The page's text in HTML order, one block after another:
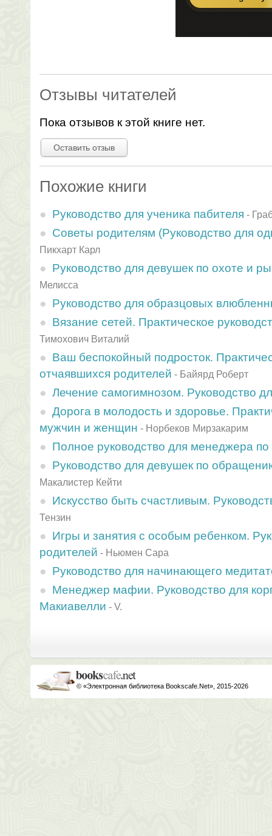
Отзывы читателей
Пока отзывов к этой книге нет.
Оставить отзыв
Похожие книги
Руководство для ученика пабителя -
Советы родителям (Руководство для
Пикхарт Карл
Руководство для девушек по охоте и
Мелисса
Руководство для образцовых
Вязание сетей. Практическое
Тимохович Виталий
Ваш беспокойный подросток.
отчаявшихся родителей - Байярд Роберт
Лечение самогимнозом. Руководство
Дорога в молодость и здоровье.
мужчин и женщин - Норбеков Мирзакарим
Полное руководство для менеджера
Руководство для девушек по
Макалистер Кейти
Искусство быть счастливым.
Тензин
Игры и занятия с особым ребенком.
родителей - Ньюмен Сара
Руководство для начинающего
Менеджер мафии. Руководство для
Макиавелли - V.
© «Электронная библиотека Bookscafe.Net», 2015-2026